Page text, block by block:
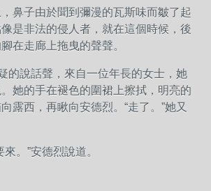
鼻子由於聞到彌漫的瓦斯味而皺了起
是非法的侵人者，就在這個時候，後
在走廊上拖曳的聲聲。
的說話聲，來自一位年長的女士，她
她的手在褪色的圍裙上擦拭，明亮的
露西，再瞅向安德烈。“走了。”她又
。”安德烈說道。